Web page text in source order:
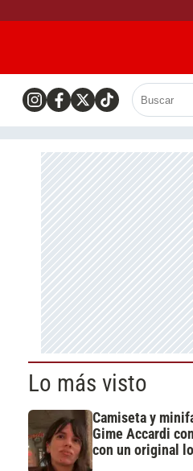
Lo más visto
Camiseta y
Gime Accardi
con un original